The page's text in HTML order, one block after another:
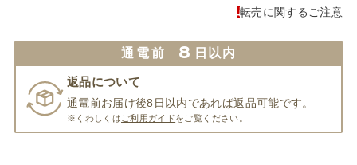
転売に関するご注意
通電前 8 日以内
返品について
通電前お届け後8日以内であれば返品可能です。
※くわしくは ご利用ガイドをご覧ください。